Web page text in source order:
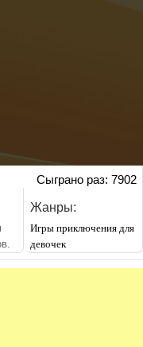
Сыграно раз: 7902
Жанры:
Игры приключения для
девочек